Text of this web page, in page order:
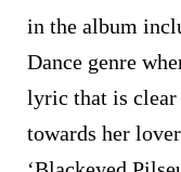
in the album
Dance genre
lyric that is
towards her